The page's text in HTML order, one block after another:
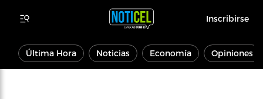
Inscribirse
Última Hora Noticias Economía Opiniones